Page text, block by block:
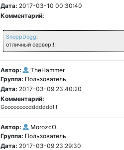
Дата: 2017-03-10 00:30:40
Комментарий:
SnoppDogg:
отличный сервер!!!
Автор:
TheHammer
Группа: Пользователь
Дата: 2017-03-09 23:40:20
Комментарий:
Gooooooooddddddd!!!!
Автор:
MorozcO
Группа: Пользователь
Дата: 2017-03-09 23:29:30